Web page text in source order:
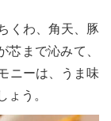
くわ、角天、豚
芯まで沁みて、
ニーは、うま味
ょう。